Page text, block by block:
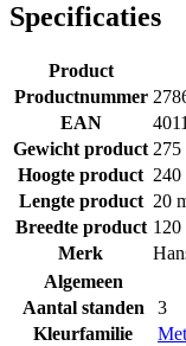
Specificaties
Product
Productnummer
EAN
Gewicht product 275
Hoogte product 240
Lengte product 20
Breedte product 120
Merk
Algemeen
Aantal standen
3
Kleurfamilie